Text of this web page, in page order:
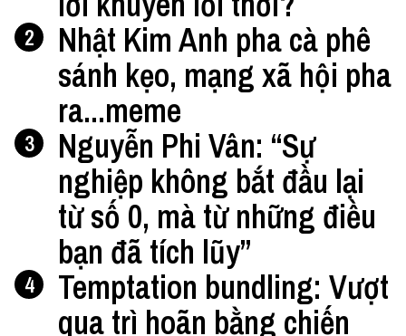
2
Nhật Kim Anh pha cà phê
sánh kẹo, mạng xã hội pha
ra...meme
3
Nguyễn Phi Vân: “Sự
nghiệp không bắt đầu lại
từ số 0, mà từ những điều
bạn đã tích lũy”
4
Temptation bundling: Vượt
qua trì hoãn bằng chiến